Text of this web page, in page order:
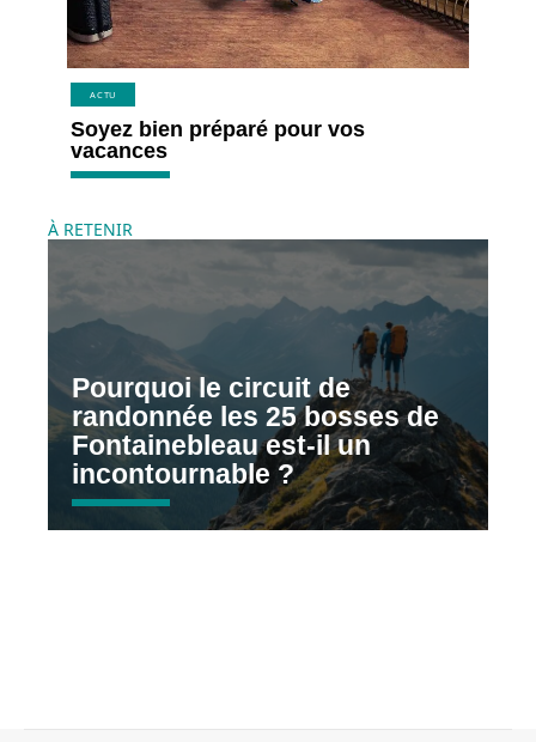
ACTU
Soyez bien préparé pour vos
vacances
À RETENIR
Pourquoi le circuit de
randonnée les 25 bosses de
Fontainebleau est-il un
incontournable ?